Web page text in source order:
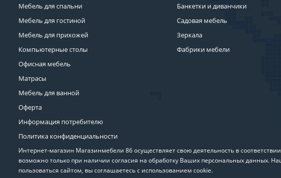
Мебель для спальни
Мебель для гостиной
Мебель для прихожей
Компьютерные столы
Офисная мебель
Матрасы
Мебель для ванной
Оферта
Информация потребителю
Политика конфиденциальности
Банкетки и диванчики
Садовая мебель
Зеркала
Фабрики мебели
Интернет-магазин Магазинмебели 86 осуществляет свою деятельность в
возможно только при наличии согласия на обработку Ваших персональных данных.
пользоваться сайтом, вы соглашаетесь с использованием cookie.